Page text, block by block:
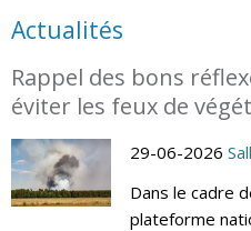
Actualités
Rappel des bons
éviter les feux de
29-06-2026
Dans le cadre
plateforme